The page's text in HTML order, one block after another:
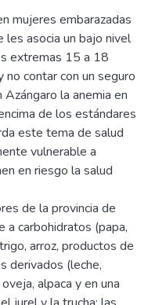
mujeres embarazadas
asocia un bajo nivel
extremas 15 a 18
contar con un seguro
la anemia en
de los estándares
este tema de salud
vulnerable a
en riesgo la salud
de la provincia de
a carbohidratos (papa,
arroz, productos de
derivados (leche,
alpaca y en una